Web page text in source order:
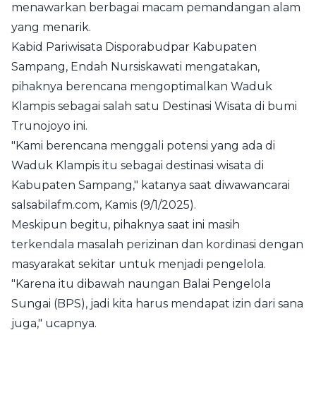
menawarkan berbagai macam pemandangan alam
yang menarik.
Kabid Pariwisata Disporabudpar Kabupaten
Sampang, Endah Nursiskawati mengatakan,
pihaknya berencana mengoptimalkan Waduk
Klampis sebagai salah satu Destinasi Wisata di bumi
Trunojoyo ini.
"Kami berencana menggali potensi yang ada di
Waduk Klampis itu sebagai destinasi wisata di
Kabupaten Sampang," katanya saat diwawancarai
salsabilafm.com, Kamis (9/1/2025).
Meskipun begitu, pihaknya saat ini masih
terkendala masalah perizinan dan kordinasi dengan
masyarakat sekitar untuk menjadi pengelola.
"Karena itu dibawah naungan Balai Pengelola
Sungai (BPS), jadi kita harus mendapat izin dari sana
juga," ucapnya.